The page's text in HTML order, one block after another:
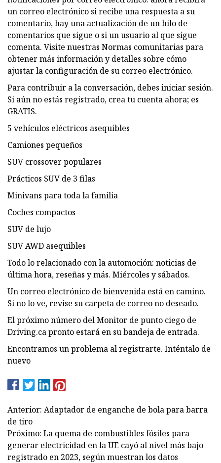
un correo electrónico si recibe una respuesta a su
comentario, hay una actualización de un hilo de
comentarios que sigue o si un usuario al que sigue
comenta. Visite nuestras Normas comunitarias para
obtener más información y detalles sobre cómo
ajustar la configuración de su correo electrónico.
Para contribuir a la conversación, debes iniciar sesión.
Si aún no estás registrado, crea tu cuenta ahora; es
GRATIS.
5 vehículos eléctricos asequibles
Camiones pequeños
SUV crossover populares
Prácticos SUV de 3 filas
Minivans para toda la familia
Coches compactos
SUV de lujo
SUV AWD asequibles
Todo lo relacionado con la automoción: noticias de
última hora, reseñas y más. Miércoles y sábados.
Un correo electrónico de bienvenida está en camino.
Si no lo ve, revise su carpeta de correo no deseado.
El próximo número del Monitor de punto ciego de
Driving.ca pronto estará en su bandeja de entrada.
Encontramos un problema al registrarte. Inténtalo de
nuevo
Anterior: Adaptador de enganche de bola para barra
de tiro
Próximo: La quema de combustibles fósiles para
generar electricidad en la UE cayó al nivel más bajo
registrado en 2023, según muestran los datos